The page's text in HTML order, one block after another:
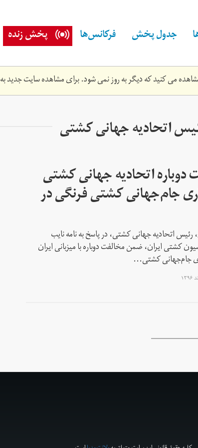
جدول پخش فرکانس‌ها پخش زنده
می کنید که دیگر به روز نمی شود. برای مشاهده سایت جدید به
اتحادیه جهانی کشتی
دوباره اتحادیه جهانی کشتی
جام‌جهانی کشتی فرنگی در
رئیس اتحادیه جهانی کشتی، در پاسخ به نامه نایب
کشتی ایران، ضمن مخالفت دوباره با میزبانی ایران
جام‌جهانی کشتی...